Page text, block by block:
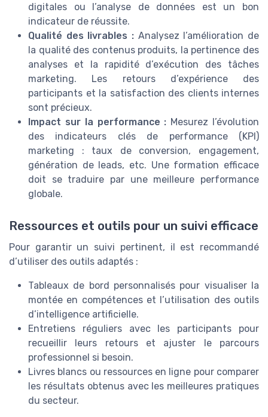
digitales ou l’analyse de données est un bon
indicateur de réussite.
Qualité des livrables : Analysez l’amélioration de
la qualité des contenus produits, la pertinence des
analyses et la rapidité d’exécution des tâches
marketing. Les retours d’expérience des
participants et la satisfaction des clients internes
sont précieux.
Impact sur la performance : Mesurez l’évolution
des indicateurs clés de performance (KPI)
marketing : taux de conversion, engagement,
génération de leads, etc. Une formation efficace
doit se traduire par une meilleure performance
globale.
Ressources et outils pour un suivi efficace
Pour garantir un suivi pertinent, il est recommandé
d’utiliser des outils adaptés :
Tableaux de bord personnalisés pour visualiser la
montée en compétences et l’utilisation des outils
d’intelligence artificielle.
Entretiens réguliers avec les participants pour
recueillir leurs retours et ajuster le parcours
professionnel si besoin.
Livres blancs ou ressources en ligne pour comparer
les résultats obtenus avec les meilleures pratiques
du secteur.